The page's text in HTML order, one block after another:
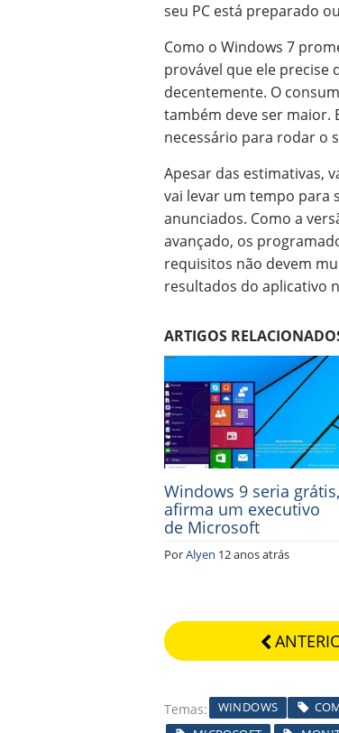
seu PC está preparado
Como o Windows 7
provável que ele precise
decentemente. O
também deve ser maior.
necessário para rodar o
Apesar das estimativas,
vai levar um tempo para
anunciados. Como a
avançado, os
requisitos não devem
resultados do aplicativo
ARTIGOS
Windows 9 seria grátis,
afirma um executivo
de Microsoft
PorAlyen 12 anos atrás
Temas WINDOWS